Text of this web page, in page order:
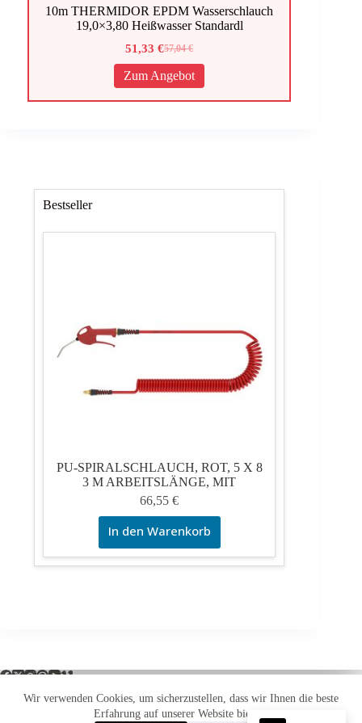
Wir verwenden Cookies, um sicherzustellen, dass wir Ihnen die beste
Erfahrung auf unserer Website bieten.
10m THERMIDOR EPDM Wasserschlauch
19,0×3,80 Heißwasser Standardl
57,04€
Ursprünglicher
Preis
war:
57,04 €
51,33€
Aktueller
Preis
ist:
51,33 €.
Zum Angebot
Bestseller
PU-SPIRALSCHLAUCH, ROT, 5 X 8
3 M ARBEITSLÄNGE, MIT
66,55€
In den Warenkorb